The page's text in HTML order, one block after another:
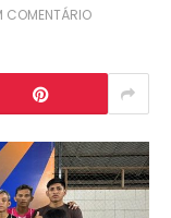
COMENTÁRIO